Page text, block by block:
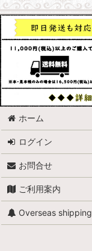
ホーム
ログイン
お問合せ
ご利用案内
Overseas shipping